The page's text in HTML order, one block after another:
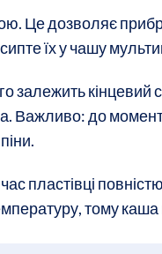
Це дозволяє
їх у чашу
залежить
Важливо: до
пластівці повністю
тому